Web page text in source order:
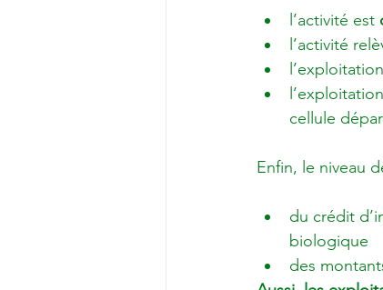
l’activité est
l’activité
cellule
du crédit
biologique
des